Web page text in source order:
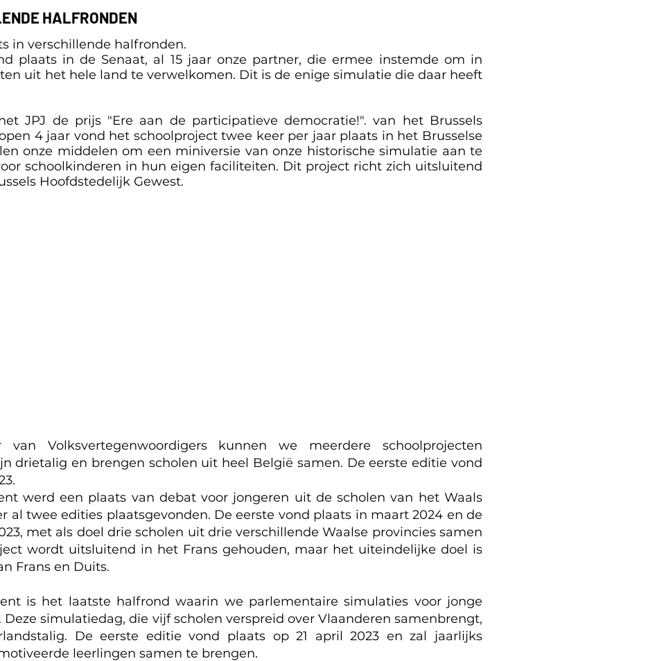
HALFRONDEN
in verschillende halfronden.
plaats in de Senaat, al 15 jaar onze partner, die ermee instemde om in
uit het hele land te verwelkomen. Dit is de enige simulatie die daar heeft
JPJ de prijs "Ere aan de participatieve democratie!". van het Brussels
4 jaar vond het schoolproject twee keer per jaar plaats in het Brusselse
onze middelen om een miniversie van onze historische simulatie aan te
schoolkinderen in hun eigen faciliteiten. Dit project richt zich uitsluitend
Hoofdstedelijk Gewest.
Volksvertegenwoordigers kunnen we meerdere schoolprojecten
drietalig en brengen scholen uit heel België samen. De eerste editie vond
werd een plaats van debat voor jongeren uit de scholen van het Waals
al twee edities plaatsgevonden. De eerste vond plaats in maart 2024 en de
met als doel drie scholen uit drie verschillende Waalse provincies samen
wordt uitsluitend in het Frans gehouden, maar het uiteindelijke doel is
Frans en Duits.
is het laatste halfrond waarin we parlementaire simulaties voor jonge
Deze simulatiedag, die vijf scholen verspreid over Vlaanderen samenbrengt,
De eerste editie vond plaats op 21 april 2023 en zal jaarlijks
leerlingen samen te brengen.